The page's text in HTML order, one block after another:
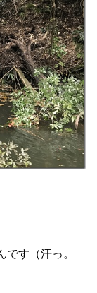
す（汗っ。